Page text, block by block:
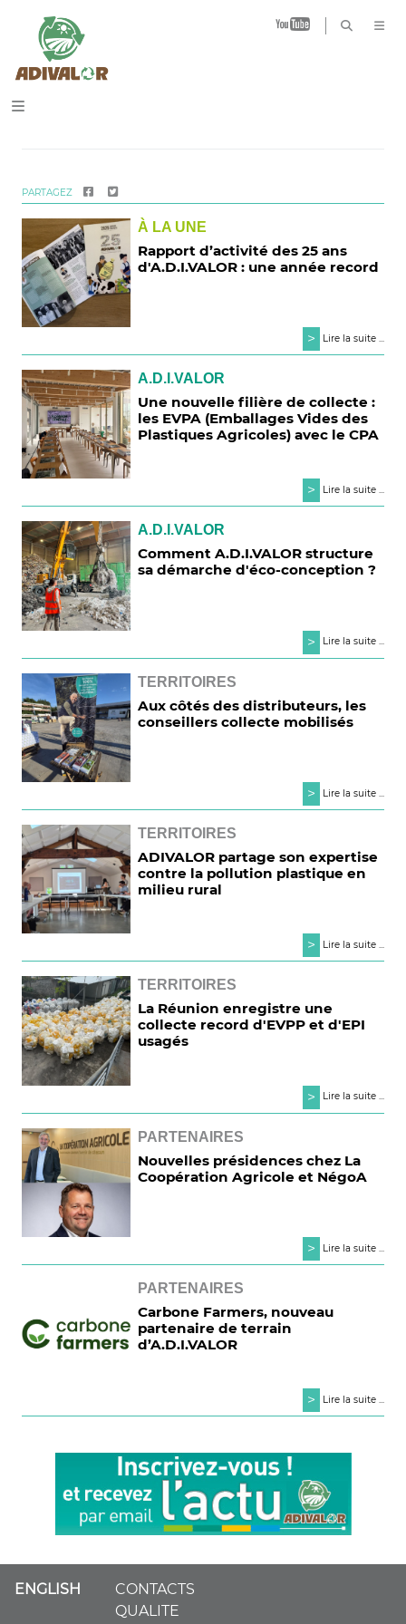
B
PARTAGEZ
À LA UNE
Rapport d’activité des 25 ans
d'A.D.I.VALOR : une année record
> Lire la suite ...
A.D.I.VALOR
Une nouvelle filière de collecte :
les EVPA (Emballages Vides des
Plastiques Agricoles) avec le CPA
> Lire la suite ...
A.D.I.VALOR
Comment A.D.I.VALOR structure
sa démarche d'éco-conception ?
> Lire la suite ...
TERRITOIRES
Aux côtés des distributeurs, les
conseillers collecte mobilisés
> Lire la suite ...
TERRITOIRES
ADIVALOR partage son expertise
contre la pollution plastique en
milieu rural
> Lire la suite ...
TERRITOIRES
La Réunion enregistre une
collecte record d'EVPP et d'EPI
usagés
> Lire la suite ...
PARTENAIRES
Nouvelles présidences chez La
Coopération Agricole et NégoA
> Lire la suite ...
PARTENAIRES
Carbone Farmers, nouveau
partenaire de terrain
d’A.D.I.VALOR
> Lire la suite ...
ENGLISH
CONTACTS
QUALITE